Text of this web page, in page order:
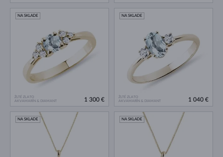
ŽLTÉ ZLATO
AKVAMARÍN & DIAMANT
NA SKLADE
1 300 €
ŽLTÉ ZLATO
AKVAMARÍN & DIAMANT
NA SKLADE
1 040 €
NA SKLADE NA SKLADE